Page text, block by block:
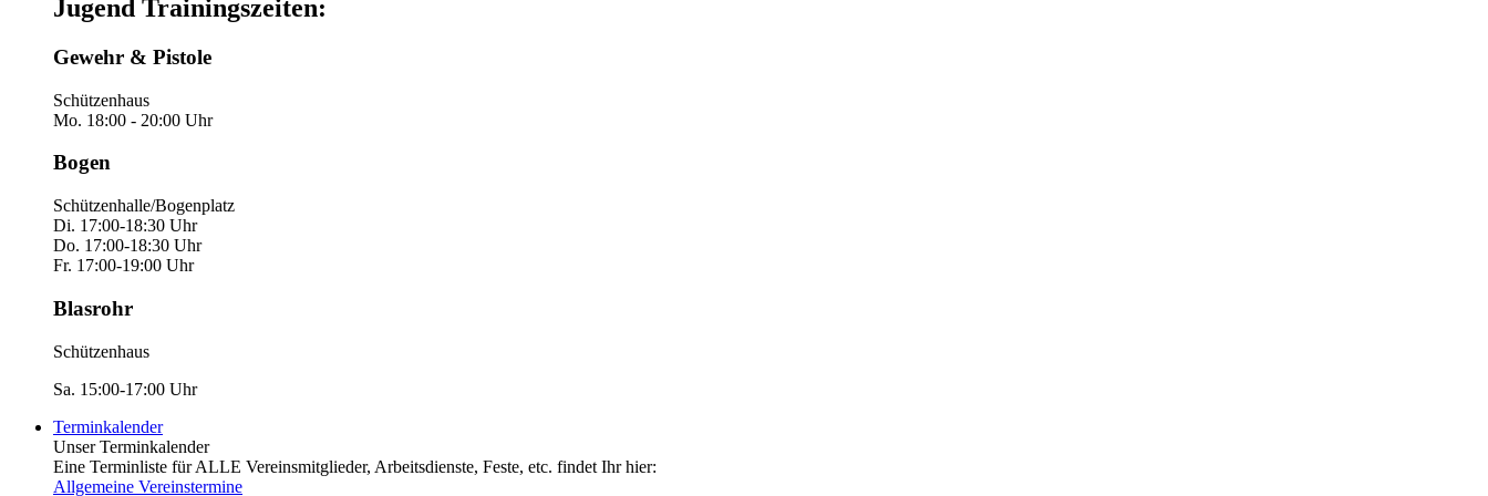
Jugend Trainingszeiten:
Gewehr & Pistole
Schützenhaus
Mo. 18:00 - 20:00 Uhr
Bogen
Schützenhalle/Bogenplatz
Di. 17:00-18:30 Uhr
Do. 17:00-18:30 Uhr
Fr. 17:00-19:00 Uhr
Blasrohr
Schützenhaus
Sa. 15:00-17:00 Uhr
Terminkalender
Unser Terminkalender
Eine Terminliste für ALLE Vereinsmitglieder, Arbeitsdienste, Feste, etc. findet Ihr hier:
Allgemeine Vereinstermine